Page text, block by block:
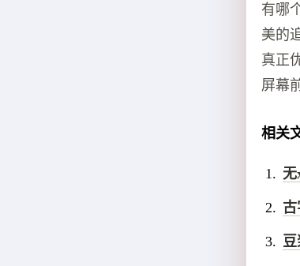
有哪
美的
真正
屏幕
相关
无
豆